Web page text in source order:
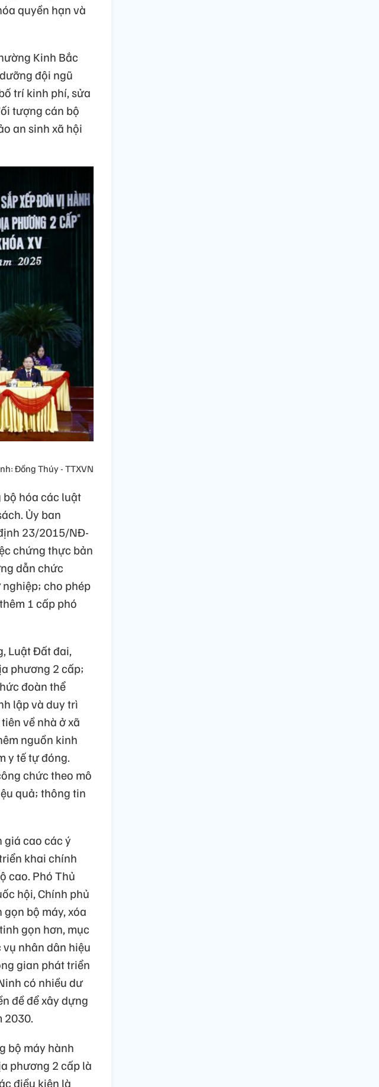
quyền hạn và
Kinh Bắc
đội ngũ
trí kinh phí, sửa
tượng cán bộ
an sinh xã hội
Đồng Thúy - TTXVN
hóa các luật
Ủy ban
23/2015/NĐ-
chứng thực bản
dẫn chức
nghiệp; cho phép
1 cấp phó
Luật Đất đai,
phương 2 cấp;
đoàn thể
lập và duy trì
về nhà ở xã
nguồn kinh
y tế tự đóng.
chức theo mô
quả; thông tin
giá cao các ý
khai chính
cao. Phó Thủ
hội, Chính phủ
bộ máy, xóa
gọn hơn, mục
nhân dân hiệu
gian phát triển
có nhiều dư
đề để xây dựng
2030.
bộ máy hành
phương 2 cấp là
điều kiện là